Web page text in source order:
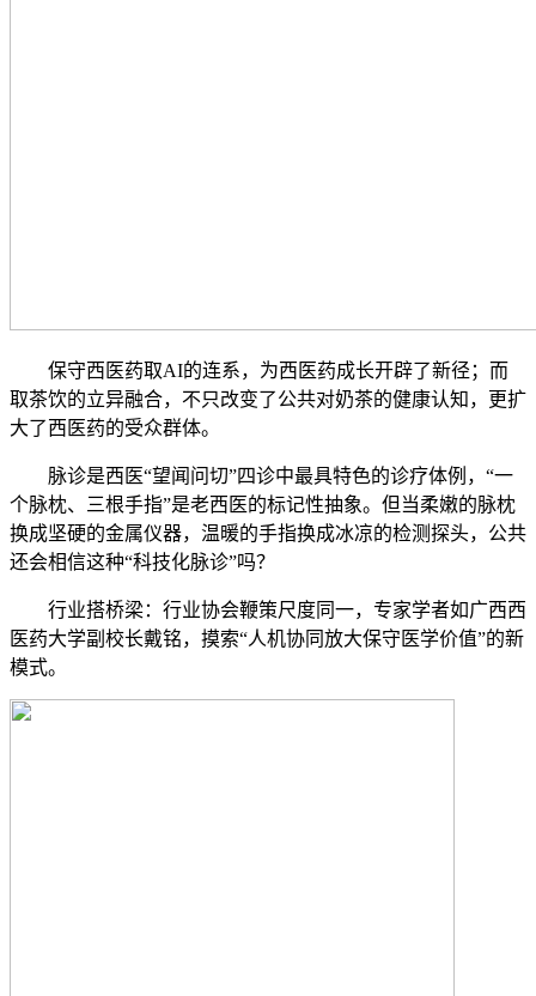
保守西医药取AI的连系，为西医药成长开辟了新径；而
取茶饮的立异融合，不只改变了公共对奶茶的健康认知，更扩
大了西医药的受众群体。
脉诊是西医“望闻问切”四诊中最具特色的诊疗体例，“一
个脉枕、三根手指”是老西医的标记性抽象。但当柔嫩的脉枕
换成坚硬的金属仪器，温暖的手指换成冰凉的检测探头，公共
还会相信这种“科技化脉诊”吗？
行业搭桥梁：行业协会鞭策尺度同一，专家学者如广西西
医药大学副校长戴铭，摸索“人机协同放大保守医学价值”的新
模式。